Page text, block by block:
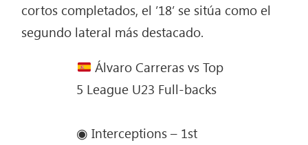
cortos completados, el ’18’ se sitúa como el
segundo lateral más destacado.
Álvaro Carreras vs Top
5 League U23 Full-backs
◉ Interceptions – 1st